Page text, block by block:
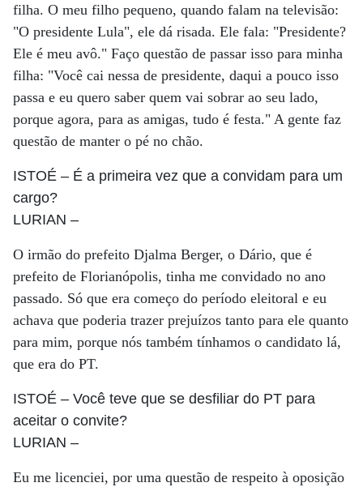
filha. O meu filho pequeno, quando falam na televisão:
"O presidente Lula", ele dá risada. Ele fala: "Presidente?
Ele é meu avô." Faço questão de passar isso para minha
filha: "Você cai nessa de presidente, daqui a pouco isso
passa e eu quero saber quem vai sobrar ao seu lado,
porque agora, para as amigas, tudo é festa." A gente faz
questão de manter o pé no chão.
ISTOÉ – É a primeira vez que a convidam para um
cargo?
LURIAN –
O irmão do prefeito Djalma Berger, o Dário, que é
prefeito de Florianópolis, tinha me convidado no ano
passado. Só que era começo do período eleitoral e eu
achava que poderia trazer prejuízos tanto para ele quanto
para mim, porque nós também tínhamos o candidato lá,
que era do PT.
ISTOÉ – Você teve que se desfiliar do PT para
aceitar o convite?
LURIAN –
Eu me licenciei, por uma questão de respeito à oposição